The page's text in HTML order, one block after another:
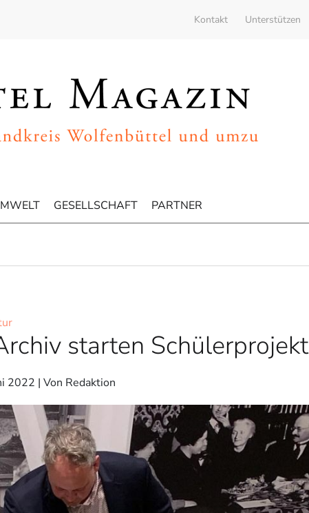
Kontakt Unterstützen
GESELLSCHAFT PARTNER
starten Schülerprojekt
2022 | Von Redaktion